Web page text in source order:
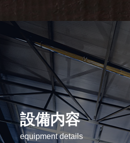
設備内容
equipment details